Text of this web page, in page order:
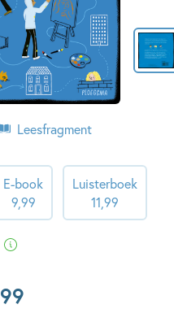
Leesfragment
E-book
9,99
Luisterboek
11,99
99